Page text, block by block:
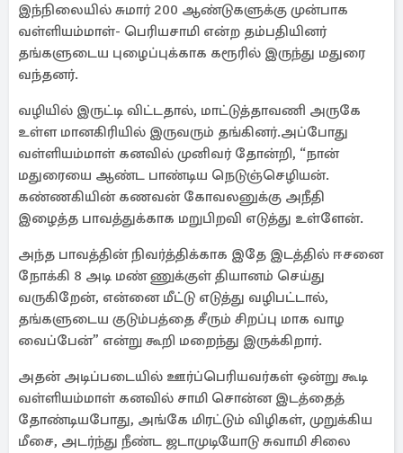
இந்நிலையில் சுமார் 200 ஆண்டுகளுக்கு முன்பாக
வள்ளியம்மாள்- பெரியசாமி என்ற தம்பதியினர்
தங்களுடைய புழைப்புக்காக கரூரில் இருந்து மதுரை
வந்தனர்.
வழியில் இருட்டி விட்டதால், மாட்டுத்தாவணி அருகே
உள்ள மானகிரியில் இருவரும் தங்கினர்.அப்போது
வள்ளியம்மாள் கனவில் முனிவர் தோன்றி, “நான்
மதுரையை ஆண்ட பாண்டிய நெடுஞ்செழியன்.
கண்ணகியின் கணவன் கோவலனுக்கு அநீதி
இழைத்த பாவத்துக்காக மறுபிறவி எடுத்து உள்ளேன்.
அந்த பாவத்தின் நிவர்த்திக்காக இதே இடத்தில் ஈசனை
நோக்கி 8 அடி மண் ணுக்குள் தியானம் செய்து
வருகிறேன், என்னை மீட்டு எடுத்து வழிபட்டால்,
தங்களுடைய குடும்பத்தை சீரும் சிறப்பு மாக வாழ
வைப்பேன்” என்று கூறி மறைந்து இருக்கிறார்.
அதன் அடிப்படையில் ஊர்ப்பெரியவர்கள் ஒன்று கூடி
வள்ளியம்மாள் கனவில் சாமி சொன்ன இடத்தைத்
தோண்டியபோது, அங்கே மிரட்டும் விழிகள், முறுக்கிய
மீசை, அடர்ந்து நீண்ட ஜடாமுடியோடு சுவாமி சிலை